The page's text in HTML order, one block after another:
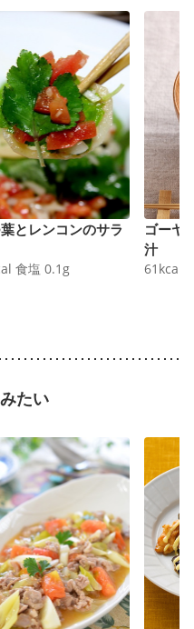
とレンコンのサラ
食塩 0.1 g
ゴーヤ
汁
61 kcal
たい